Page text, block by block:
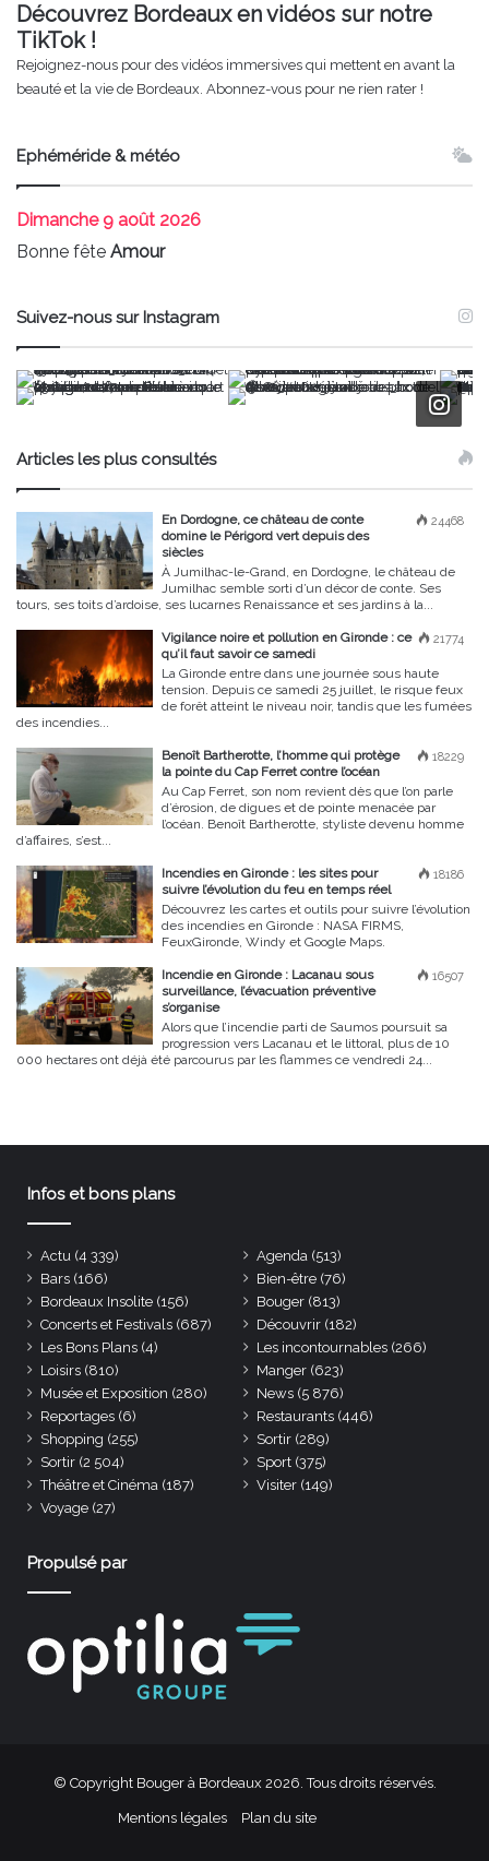
Découvrez Bordeaux en vidéos sur notre
TikTok !
Rejoignez-nous pour des vidéos immersives qui mettent en avant la
beauté et la vie de Bordeaux. Abonnez-vous pour ne rien rater !
Ephéméride & météo
Dimanche9 août 2026
Bonne fête Amour
Suivez-nous sur Instagram
Articles les plus consultés
24468
En Dordogne, ce château de conte
domine le Périgord vert depuis des
siècles
À Jumilhac-le-Grand, en Dordogne, le château de
Jumilhac semble sorti d’un décor de conte. Ses
tours, ses toits d’ardoise, ses lucarnes Renaissance et ses jardins à la...
21774
Vigilance noire et pollution en Gironde : ce
qu’il faut savoir ce samedi
La Gironde entre dans une journée sous haute
tension. Depuis ce samedi 25 juillet, le risque feux
de forêt atteint le niveau noir, tandis que les fumées
des incendies...
18229
Benoît Bartherotte, l’homme qui protège
la pointe du Cap Ferret contre l’océan
Au Cap Ferret, son nom revient dès que l’on parle
d’érosion, de digues et de pointe menacée par
l’océan. Benoît Bartherotte, styliste devenu homme
d’affaires, s’est...
18186
Incendies en Gironde : les sites pour
suivre l’évolution du feu en temps réel
Découvrez les cartes et outils pour suivre l’évolution
des incendies en Gironde : NASA FIRMS,
FeuxGironde, Windy et Google Maps.
16507
Incendie en Gironde : Lacanau sous
surveillance, l’évacuation préventive
s’organise
Alors que l’incendie parti de Saumos poursuit sa
progression vers Lacanau et le littoral, plus de 10
000 hectares ont déjà été parcourus par les flammes ce vendredi 24...
Infos et bons plans
Actu (4 339) Agenda (513)
Bars (166) Bien-être (76)
Bordeaux Insolite (156) Bouger (813)
Concerts et Festivals (687) Découvrir (182)
Les Bons Plans (4) Les incontournables (266)
Loisirs (810) Manger (623)
Musée et Exposition (280) News (5 876)
Reportages (6) Restaurants (446)
Shopping (255) Sortir (289)
Sortir (2 504) Sport (375)
Théâtre et Cinéma (187) Visiter (149)
Voyage (27)
Propulsé par
© Copyright Bouger à Bordeaux 2026. Tous droits réservés.
Mentions légales Plan du site